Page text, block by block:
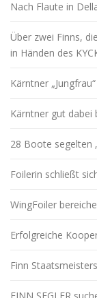
Nach Flaute in
Über zwei Finns,
in Händen des
Kärntner
Kärntner gut dabei
28 Boote segelten
Foilerin schließt
WingFoiler
Erfolgreiche
Finn